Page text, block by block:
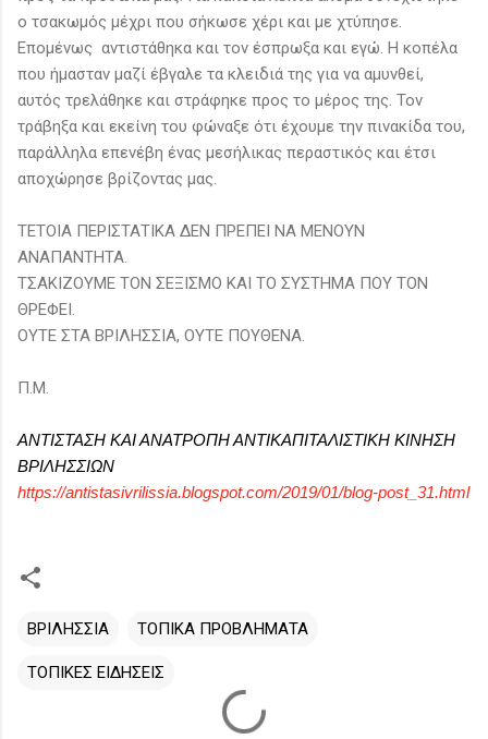
ο τσακωμός μέχρι που σήκωσε χέρι και με χτύπησε.
Επομένως αντιστάθηκα και τον έσπρωξα και εγώ. Η κοπέλα
που ήμασταν μαζί έβγαλε τα κλειδιά της για να αμυνθεί,
αυτός τρελάθηκε και στράφηκε προς το μέρος της. Τον
τράβηξα και εκείνη του φώναξε ότι έχουμε την πινακίδα του,
παράλληλα επενέβη ένας μεσήλικας περαστικός και έτσι
αποχώρησε βρίζοντας μας.
ΤΕΤΟΙΑ ΠΕΡΙΣΤΑΤΙΚΑ ΔΕΝ ΠΡΕΠΕΙ ΝΑ ΜΕΝΟΥΝ
ΑΝΑΠΑΝΤΗΤΑ.
ΤΣΑΚΙΖΟΥΜΕ ΤΟΝ ΣΕΞΙΣΜΟ ΚΑΙ ΤΟ ΣΥΣΤΗΜΑ ΠΟΥ ΤΟΝ
ΘΡΕΦΕΙ.
ΟΥΤΕ ΣΤΑ ΒΡΙΛΗΣΣΙΑ, ΟΥΤΕ ΠΟΥΘΕΝΑ.
Π.Μ.
ΑΝΤΙΣΤΑΣΗ ΚΑΙ ΑΝΑΤΡΟΠΗ ΑΝΤΙΚΑΠΙΤΑΛΙΣΤΙΚΗ ΚΙΝΗΣΗ
ΒΡΙΛΗΣΣΙΩΝ
https://antistasivrilissia.blogspot.com/2019/01/blog-post_31.html
ΒΡΙΛΗΣΣΙΑ ΤΟΠΙΚΑ ΠΡΟΒΛΗΜΑΤΑ
ΤΟΠΙΚΕΣ ΕΙΔΗΣΕΙΣ